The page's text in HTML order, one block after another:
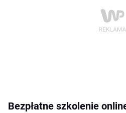
Bezpłatne szkolenie